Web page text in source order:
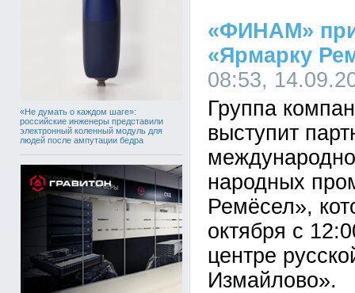
«Не думать о каждом шаге»:
российские инженеры представили
электронный коленный модуль для
людей после ампутации бедра
«ФИНАМ»
«Ярмарку
08:53,
Группа
выступит
народных
Ремёсел»,
октября с
центре
Измайлово».